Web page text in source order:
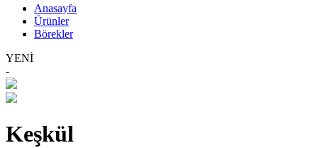
Anasayfa
Ürünler
Börekler
YENİ
-
Keşkül